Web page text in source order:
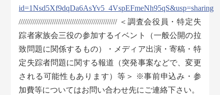
id=1Nsd5Xf9dqDa6AsYv5_4VspEFmeNh95qS&usp=sharing
////////////////////////////////////////////////// ＜調査会役員・特定失
踪者家族会三役の参加するイベント（一般公開の拉
致問題に関係するもの）・メディア出演・寄稿・特
定失踪者問題に関する報道（突発事案などで、変更
される可能性もあります）等＞ ※事前申込み・参
加費等についてはお問い合わせ先にご連絡下さい。